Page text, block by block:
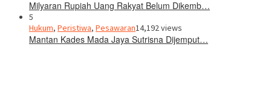
Milyaran Rupiah Uang Rakyat Belum Dikemb…
5
Hukum, Peristiwa, Pesawaran14,192 views
Mantan Kades Mada Jaya Sutrisna Dijemput…